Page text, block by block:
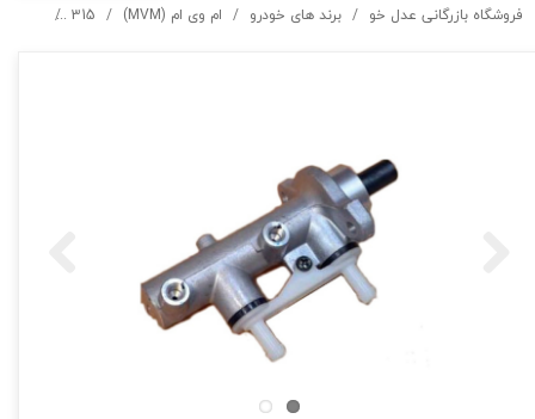
فروشگاه بازرگانی عدل خو برند های خودرو ام وی ام (MVM) 315